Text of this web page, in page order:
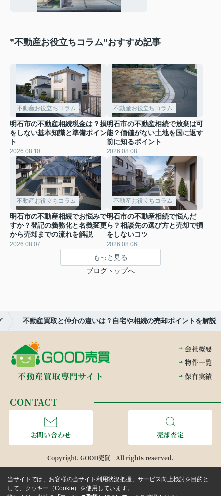
”不動産お役立ちコラム”おすすめ記事
不動産お役立ちコラム
明石市の不動産相続税金は？損
をしない基本知識と準備ポイン
ト
2026.08.10
不動産お役立ちコラム
明石市の不動産相続で放棄は可
能？価値がない土地を国に返す
前に知るポイント
2026.08.08
不動産お役立ちコラム
明石市の不動産相続でお悩みで
すか？登記の義務化と名義変更
から売却までの流れを解説
2026.08.07
不動産お役立ちコラム
明石市の不動産相続で悩んだ
ら？相談先の選び方と売却で損
をしないコツ
2026.08.06
もっと見る
ブログトップへ
不動産買取と仲介の違いは？自宅や相続の売却ポイントを解説
会社概要
物件一覧
保有実績
CONTACT
お問い合わせ 売却査定
Copyright. GOOD売買 All rights reserved.
当サイトでは、お客様の当サイト利用状況把握、サービス向上検討を目的と
して、クッキー（Cookie）を使用しています。